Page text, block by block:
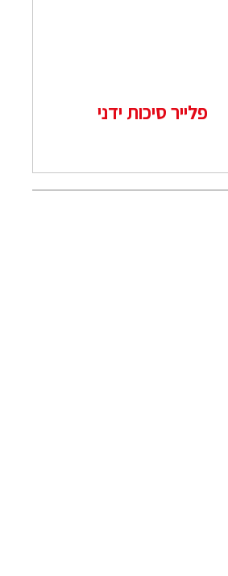
פלייר סיכות ידני